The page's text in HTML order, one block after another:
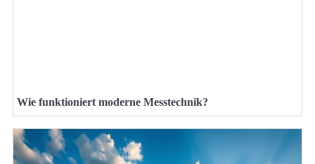
Wie funktioniert moderne Messtechnik?